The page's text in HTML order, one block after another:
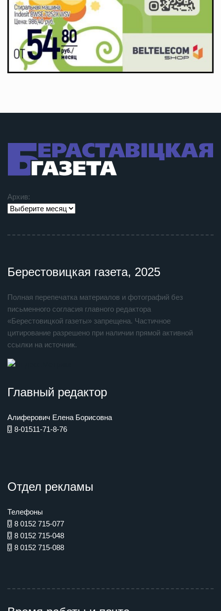
Архив:
Берестовицкая газета, 2025
Полная перепечатка материалов и фотографий без
письменного согласия главного редактора
«Берестовицкой газеты» запрещена. Частичное
цитирование разрешено при наличии прямой активной
ссылки на источник.
Главный редактор
Алиферович Елена Борисовна
8-01511-71-8-76
Отдел рекламы
Телефоны
8 0152 715-077
8 0152 715-048
8 0152 715-088